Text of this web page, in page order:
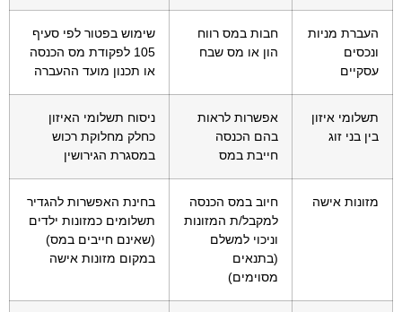
העברת מניות
ונכסים
עסקיים
חבות במס רווח
הון או מס שבח
שימוש בפטור לפי סעיף
105 לפקודת מס הכנסה
או תכנון מועד ההעברה
תשלומי איזון
בין בני זוג
אפשרות לראות
בהם הכנסה
חייבת במס
ניסוח תשלומי האיזון
כחלק מחלוקת רכוש
במסגרת הגירושין
מזונות אישה
חיוב במס הכנסה
למקבל/ת המזונות
וניכוי למשלם
(בתנאים
מסוימים)
בחינת האפשרות להגדיר
תשלומים כמזונות ילדים
(שאינם חייבים במס)
במקום מזונות אישה